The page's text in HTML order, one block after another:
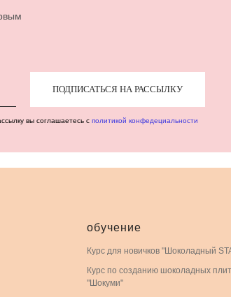
ПОДПИСАТЬСЯ НА РАССЫЛКУ
вы соглашаетесь с политикой конфедециальности
обучение
Курс для новичков "Шоколадный
Курс по созданию шоколадных
"Шокуми"